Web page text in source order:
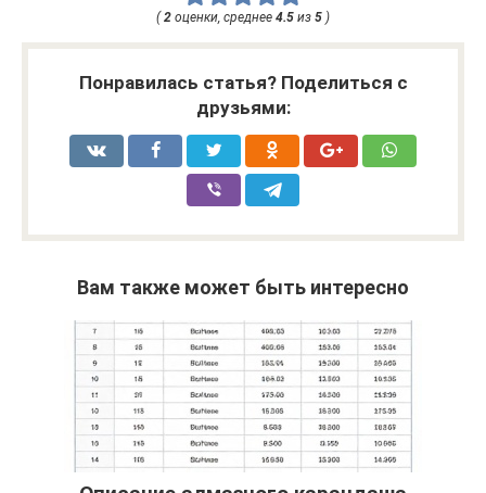
( 2 оценки, среднее 4.5 из 5 )
Понравилась статья? Поделиться с
друзьями:
Вам также может быть интересно